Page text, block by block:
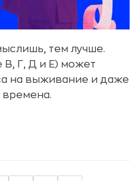
тем лучше.
В, Г, Д и Е) может
на выживание и даже